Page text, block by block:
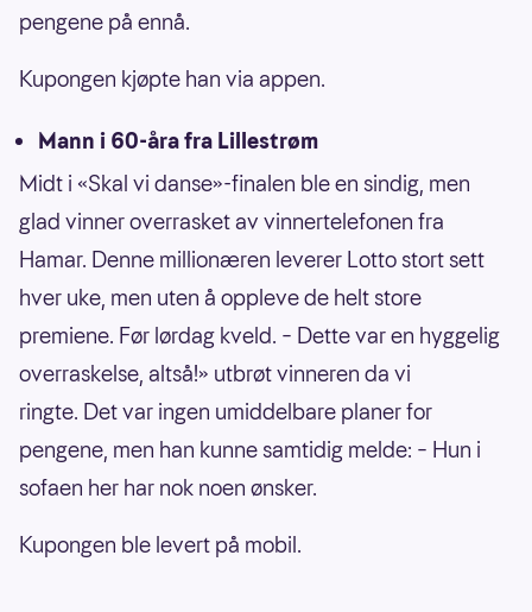
pengene på ennå.
Kupongen kjøpte han via appen.
Mann i 60-åra fra Lillestrøm
Midt i «Skal vi danse»-finalen ble en sindig, men
glad vinner overrasket av vinnertelefonen fra
Hamar. Denne millionæren leverer Lotto stort sett
hver uke, men uten å oppleve de helt store
premiene. Før lørdag kveld. – Dette var en hyggelig
overraskelse, altså!» utbrøt vinneren da vi
ringte. Det var ingen umiddelbare planer for
pengene, men han kunne samtidig melde: – Hun i
sofaen her har nok noen ønsker.
Kupongen ble levert på mobil.